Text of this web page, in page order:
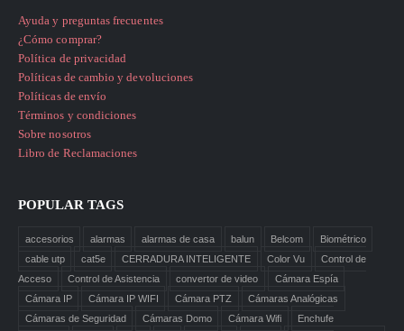
Ayuda y preguntas frecuentes
¿Cómo comprar?
Política de privacidad
Políticas de cambio y devoluciones
Políticas de envío
Términos y condiciones
Sobre nosotros
Libro de Reclamaciones
POPULAR TAGS
accesorios alarmas alarmas de casa balun Belcom
Biométrico
cable utp
cat5e CERRADURA INTELIGENTE Color Vu
Control de
Acceso
Control de Asistencia convertor de video
Cámara Espía
Cámara IP
Cámara IP WIFI Cámara PTZ
Cámaras Analógicas
Cámaras de Seguridad
Cámaras Domo Cámara Wifi Enchufe